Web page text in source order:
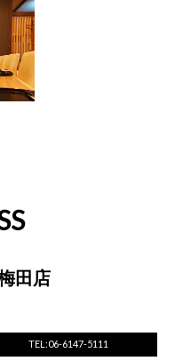
田店
TEL:06-6147-5111